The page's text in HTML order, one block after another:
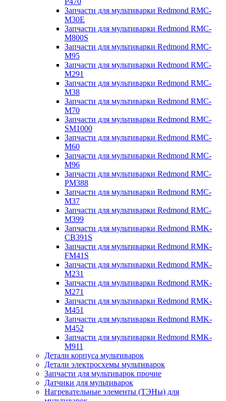
Запчасти для мультиварки Redmond RMC-
M30E
Запчасти для мультиварки Redmond RMC-
M800S
Запчасти для мультиварки Redmond RMC-
M95
Запчасти для мультиварки Redmond RMC-
M291
Запчасти для мультиварки Redmond RMC-
M38
Запчасти для мультиварки Redmond RMC-
M70
Запчасти для мультиварки Redmond RMC-
SM1000
Запчасти для мультиварки Redmond RMC-
M60
Запчасти для мультиварки Redmond RMC-
M96
Запчасти для мультиварки Redmond RMC-
PM388
Запчасти для мультиварки Redmond RMC-
M37
Запчасти для мультиварки Redmond RMC-
M399
Запчасти для мультиварки Redmond RMK-
CB391S
Запчасти для мультиварки Redmond RMK-
FM41S
Запчасти для мультиварки Redmond RMK-
M231
Запчасти для мультиварки Redmond RMK-
M271
Запчасти для мультиварки Redmond RMK-
M451
Запчасти для мультиварки Redmond RMK-
M452
Запчасти для мультиварки Redmond RMK-
M911
Детали корпуса мультиварок
Детали электросхемы мультиварок
Запчасти для мультиварок прочие
Датчики для мультиварок
Нагревательные элементы (ТЭНы) для